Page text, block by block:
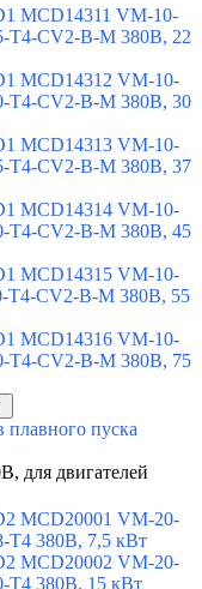
MCD14311 VM-10-
T4-CV2-B-M 380В, 22
MCD14312 VM-10-
T4-CV2-B-M 380В, 30
MCD14313 VM-10-
T4-CV2-B-M 380В, 37
MCD14314 VM-10-
T4-CV2-B-M 380В, 45
MCD14315 VM-10-
T4-CV2-B-M 380В, 55
MCD14316 VM-10-
T4-CV2-B-M 380В, 75
плавного пуска
для двигателей
MCD20001 VM-20-
T4 380В, 7,5 кВт
MCD20002 VM-20-
T4 380В, 15 кВт